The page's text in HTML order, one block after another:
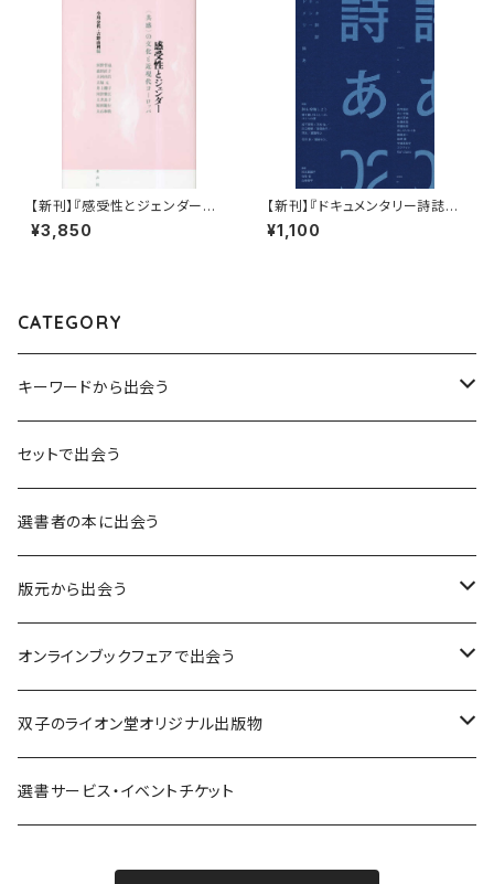
【新刊】『感受性とジェンダー
―“共感”の文化と近現代ヨーロ
ッパ』
¥3,850
【新刊】『ドキュメンタリー詩誌
詩あ 02: 詩を投稿しよう 書き続
けることへの、ひとつの扉』
¥1,100
CATEGORY
キーワードから出会う
言葉：思考の種となるもの
異界：日常から離れた視点
意志：自ら進む力
解体：固定観念を壊す
熱源：情熱を呼び起こす
共鳴：他者や世界とつながる
セットで出会う
選書者の本に出会う
版元から出会う
荒蝦夷フェア
クオン
寿郎社
オンラインブックフェアで出会う
本屋発の文芸誌『しししし』フェア！！
韓国文学フェア！！
双子のライオン堂オリジナル出版物
書籍
選書サービス・イベントチケット